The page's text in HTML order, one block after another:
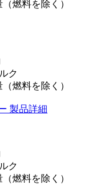
燃料を除く）
ク
燃料を除く）
製品詳細
ク
燃料を除く）